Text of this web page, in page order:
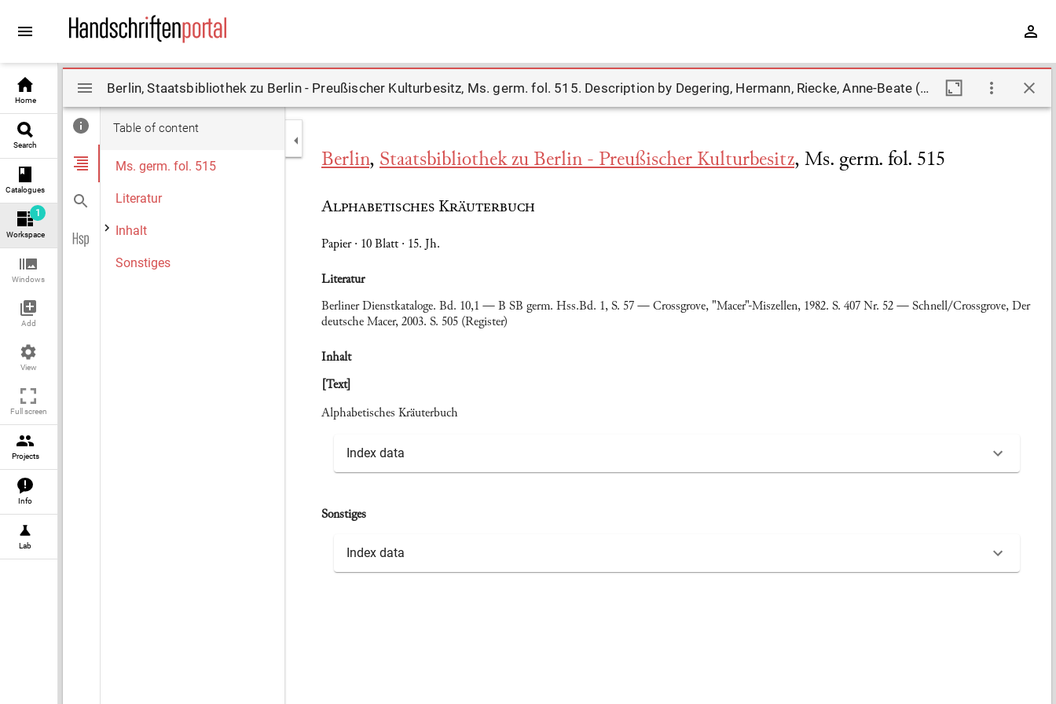
content
search
Home
Search
Catalogues
1
Workspace
Windows
Add
View
Full screen
Projects
Info
Lab
Mirador
viewer
Berlin, Staatsbibliothek zu Berlin - Preußischer Kulturbesitz, Ms. germ. fol. 515. Description by Degering, Hermann, Riecke, Anne-Beate (2005)
Table of content
Ms. germ. fol. 515
Literatur
Inhalt
Sonstiges
Berlin, Staatsbibliothek zu Berlin - Preußischer Kulturbesitz, Ms. germ. fol. 515
Alphabetisches Kräuterbuch
Papier · 10 Blatt · 15. Jh.
Literatur
Berliner Dienstkataloge. Bd. 10,1 — B SB germ. Hss.Bd. 1, S. 57 — Crossgrove, "Macer"-Miszellen, 1982. S. 407 Nr. 52 — Schnell/Crossgrove, Der
deutsche Macer, 2003. S. 505 (Register)
Inhalt
[Text]
Alphabetisches Kräuterbuch
Index data
Sonstiges
Index data